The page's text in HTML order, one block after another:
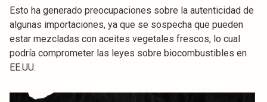
Esto ha generado preocupaciones sobre la autenticidad de
algunas importaciones, ya que se sospecha que pueden
estar mezcladas con aceites vegetales frescos, lo cual
podría comprometer las leyes sobre biocombustibles en
EE.UU.